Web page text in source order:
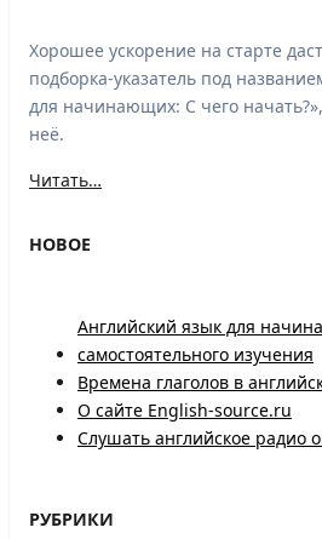
Хорошее ускорение на старте
подборка-указатель под
для начинающих: С чего
неё.
Читать…
НОВОЕ
Английский язык для
самостоятельного изучения
Времена глаголов в
О сайте English-source.ru
Слушать английское радио
РУБРИКИ